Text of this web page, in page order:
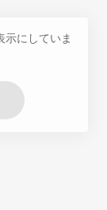
示にしていま